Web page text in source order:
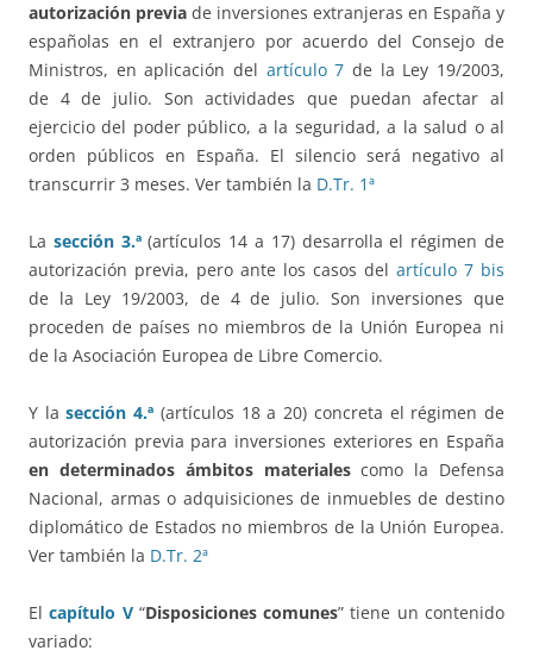
autorización previa de inversiones extranjeras en España y
españolas en el extranjero por acuerdo del Consejo de
Ministros, en aplicación del artículo 7 de la Ley 19/2003,
de 4 de julio. Son actividades que puedan afectar al
ejercicio del poder público, a la seguridad, a la salud o al
orden públicos en España. El silencio será negativo al
transcurrir 3 meses. Ver también la D.Tr. 1ª
La sección 3.ª(artículos 14 a 17) desarrolla el régimen de
autorización previa, pero ante los casos del artículo 7 bis
de la Ley 19/2003, de 4 de julio. Son inversiones que
proceden de países no miembros de la Unión Europea ni
de la Asociación Europea de Libre Comercio.
Y lasección 4.ª (artículos 18 a 20) concreta el régimen de
autorización previa para inversiones exteriores en España
en determinados ámbitos materialescomo la Defensa
Nacional, armas o adquisiciones de inmuebles de destino
diplomático de Estados no miembros de la Unión Europea.
Ver también la D.Tr. 2ª
Elcapítulo V“Disposiciones comunes” tiene un contenido
variado: